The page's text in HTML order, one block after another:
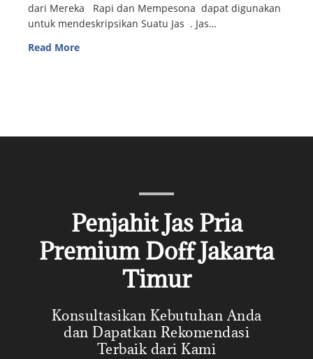
dari Mereka Rapi dan Mempesona dapat digunakan
untuk mendeskripsikan Suatu Jas . Jas…
Read More
Penjahit Jas Pria
Premium Doff Jakarta
Timur
Konsultasikan Kebutuhan Anda
dan Dapatkan Rekomendasi
Terbaik dari Kami